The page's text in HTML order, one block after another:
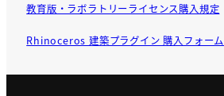
教育版・ラボラトリーライセンス購入規定
Rhinoceros 建築プラグイン 購入フォーム